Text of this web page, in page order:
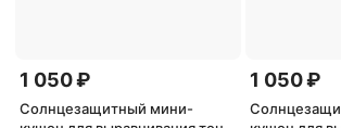
1 050 ₽
Солнцезащитный мини-
1 050 ₽